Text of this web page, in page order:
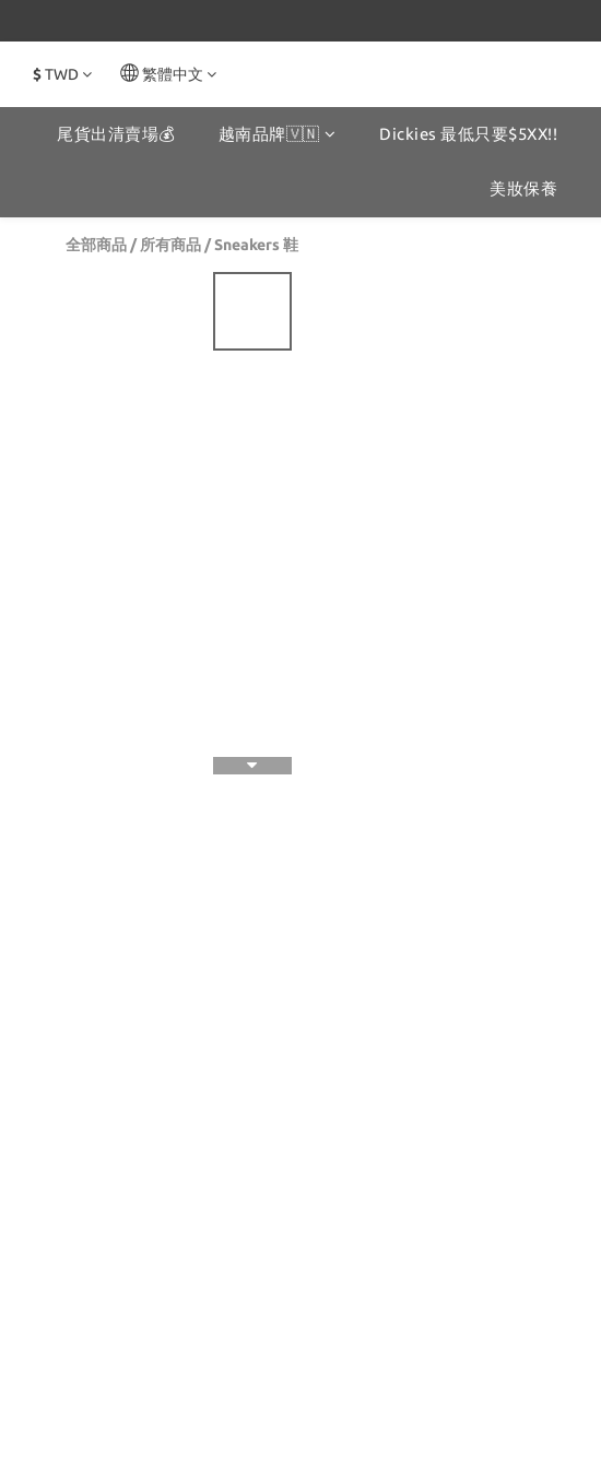
$TWD 繁體中文
尾貨出清賣場💰 越南品牌🇻🇳 Dickies 最低只要$5XX!!
美妝保養
全部商品 /所有商品 /Sneakers 鞋